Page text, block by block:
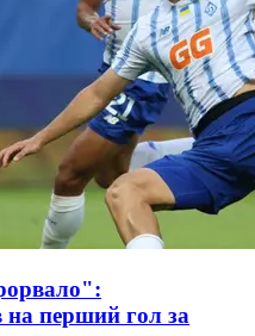
на перший гол за